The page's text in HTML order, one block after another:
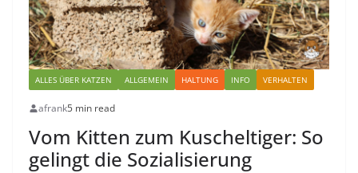
ALLES ÜBER KATZEN ALLGEMEIN HALTUNG INFO VERHALTEN
afrank5 min read
Vom Kitten zum Kuscheltiger: So
gelingt die Sozialisierung